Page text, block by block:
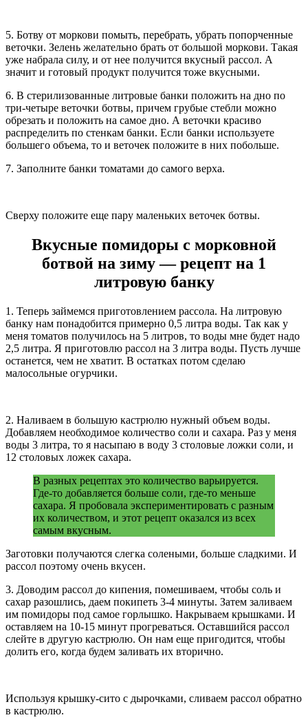
5. Ботву от моркови помыть, перебрать, убрать попорченные
веточки. Зелень желательно брать от большой моркови. Такая
уже набрала силу, и от нее получится вкусный рассол. А
значит и готовый продукт получится тоже вкусными.
6. В стерилизованные литровые банки положить на дно по
три-четыре веточки ботвы, причем грубые стебли можно
обрезать и положить на самое дно. А веточки красиво
распределить по стенкам банки. Если банки используете
большего объема, то и веточек положите в них побольше.
7. Заполните банки томатами до самого верха.
Сверху положите еще пару маленьких веточек ботвы.
Вкусные помидоры с морковной
ботвой на зиму — рецепт на 1
литровую банку
1. Теперь займемся приготовлением рассола. На литровую
банку нам понадобится примерно 0,5 литра воды. Так как у
меня томатов получилось на 5 литров, то воды мне будет надо
2,5 литра. Я приготовлю рассол на 3 литра воды. Пусть лучше
останется, чем не хватит. В остатках потом сделаю
малосольные огурчики.
2. Наливаем в большую кастрюлю нужный объем воды.
Добавляем необходимое количество соли и сахара. Раз у меня
воды 3 литра, то я насыпаю в воду 3 столовые ложки соли, и
12 столовых ложек сахара.
В разных рецептах это количество варьируется.
Где-то добавляется больше соли, где-то меньше
сахара. Я пробовала экспериментировать с разным
их количеством, и этот рецепт оказался из всех
самым вкусным.
Заготовки получаются слегка солеными, больше сладкими. И
рассол поэтому очень вкусен.
3. Доводим рассол до кипения, помешиваем, чтобы соль и
сахар разошлись, даем покипеть 3-4 минуты. Затем заливаем
им помидоры под самое горлышко. Накрываем крышками. И
оставляем на 10-15 минут прогреваться. Оставшийся рассол
слейте в другую кастрюлю. Он нам еще пригодится, чтобы
долить его, когда будем заливать их вторично.
Используя крышку-сито с дырочками, сливаем рассол обратно
в кастрюлю.